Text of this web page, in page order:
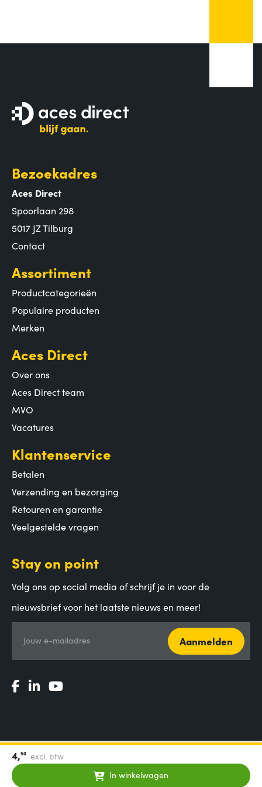
4,50 excl. btw
In winkelwagen
Bezoekadres
Aces Direct
Spoorlaan 298
5017 JZ Tilburg
Contact
Assortiment
Productcategorieën
Populaire producten
Merken
Aces Direct
Over ons
Aces Direct team
MVO
Vacatures
Klantenservice
Betalen
Verzending en bezorging
Retouren en garantie
Veelgestelde vragen
Stay on point
Volg ons op social media of schrijf je in voor de
nieuwsbrief voor het laatste nieuws en meer!
Jouw e-mailadres Aanmelden
Algemene voorwaarden
Vulnerability Disclosure
© 2000-2026 - Aces Direct B.V.